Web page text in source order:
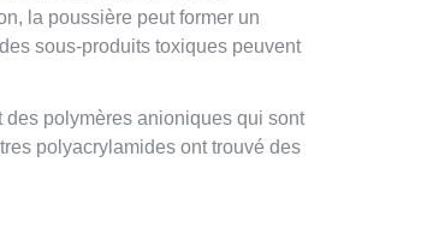
la poussière peut former un
sous-produits toxiques peuvent
polymères anioniques qui sont
polyacrylamides ont trouvé des